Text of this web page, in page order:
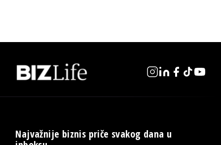
Najvažnije biznis priče svakog dana u